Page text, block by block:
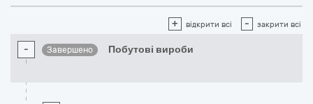
+ відкрити всі - закрити всі
- Завершено Побутові вироби